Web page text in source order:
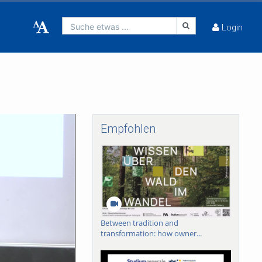
Suche etwas ... Login
Empfohlen
Between tradition and
transformation: how owner...